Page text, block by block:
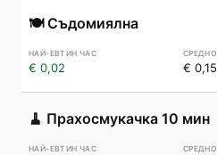
🍽️ Съдомиялна
€ 0,02 € 0,15
🧹 Прахосмукачка 10 мин